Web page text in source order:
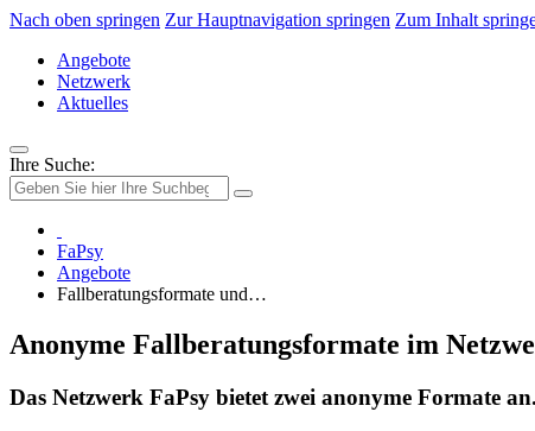
Nach oben springen Zur Hauptnavigation springen Zum Inhalt
Angebote
Netzwerk
Aktuelles
Ihre Suche:
FaPsy
Angebote
Fallberatungsformate und…
Anonyme Fallberatungsformate im
Das Netzwerk FaPsy bietet zwei anonyme